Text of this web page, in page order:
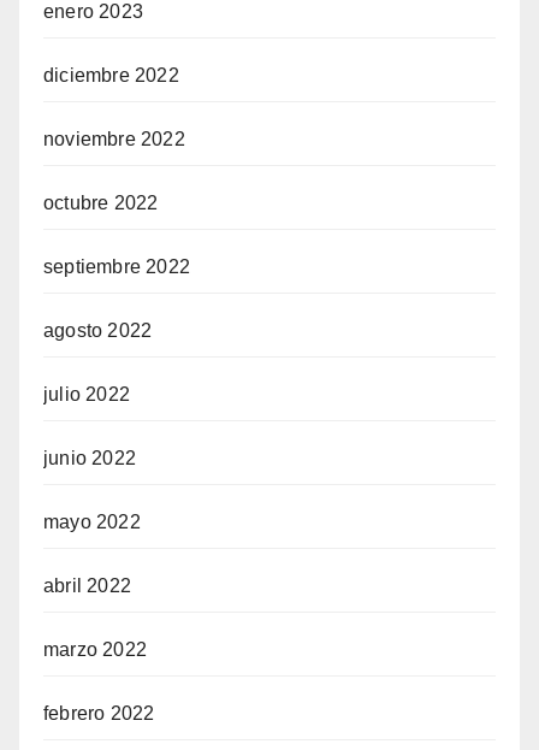
enero 2023
diciembre 2022
noviembre 2022
octubre 2022
septiembre 2022
agosto 2022
julio 2022
junio 2022
mayo 2022
abril 2022
marzo 2022
febrero 2022